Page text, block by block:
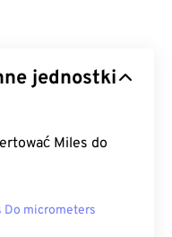
jednostki
Miles do
Do micrometers